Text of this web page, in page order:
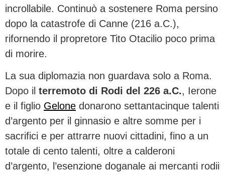
incrollabile. Continuò a sostenere Roma persino
dopo la catastrofe di Canne (216 a.C.),
rifornendo il propretore Tito Otacilio poco prima
di morire.
La sua diplomazia non guardava solo a Roma.
Dopo il terremoto di Rodi del 226 a.C., Ierone
e il figlio Gelone donarono settantacinque talenti
d’argento per il ginnasio e altre somme per i
sacrifici e per attrarre nuovi cittadini, fino a un
totale di cento talenti, oltre a calderoni
d’argento, l’esenzione doganale ai mercanti rodii